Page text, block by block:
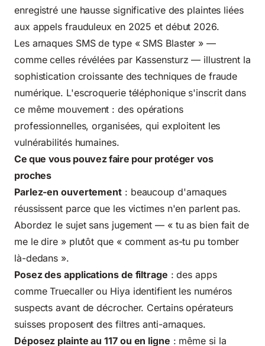
enregistré une hausse significative des plaintes liées
aux appels frauduleux en 2025 et début 2026.
Les arnaques SMS de type « SMS Blaster » —
comme celles révélées par Kassensturz — illustrent la
sophistication croissante des techniques de fraude
numérique. L'escroquerie téléphonique s'inscrit dans
ce même mouvement : des opérations
professionnelles, organisées, qui exploitent les
vulnérabilités humaines.
Ce que vous pouvez faire pour protéger vos
proches
Parlez-en ouvertement: beaucoup d'arnaques
réussissent parce que les victimes n'en parlent pas.
Abordez le sujet sans jugement — « tu as bien fait de
me le dire » plutôt que « comment as-tu pu tomber
là-dedans ».
Posez des applications de filtrage : des apps
comme Truecaller ou Hiya identifient les numéros
suspects avant de décrocher. Certains opérateurs
suisses proposent des filtres anti-arnaques.
Déposez plainte au 117 ou en ligne : même si la